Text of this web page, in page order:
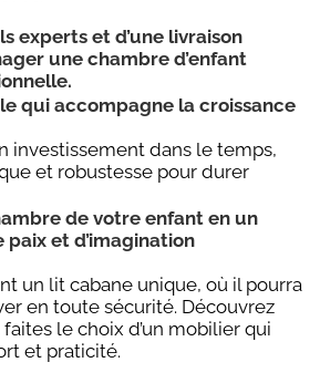
experts et d’une livraison
une chambre d’enfant
qui accompagne la croissance
investissement dans le temps,
et robustesse pour durer
de votre enfant en un
et d’imagination
un lit cabane unique, où il pourra
en toute sécurité. Découvrez
le choix d’un mobilier qui
et praticité.